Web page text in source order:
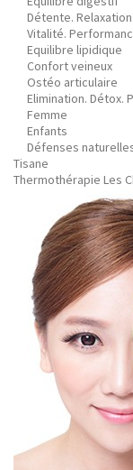
Détente.
Vitalité.
Equilibre lipidique
Confort veineux
Ostéo articulaire
Elimination. Détox.
Femme
Enfants
Défenses
Tisane
Thermothérapie Les